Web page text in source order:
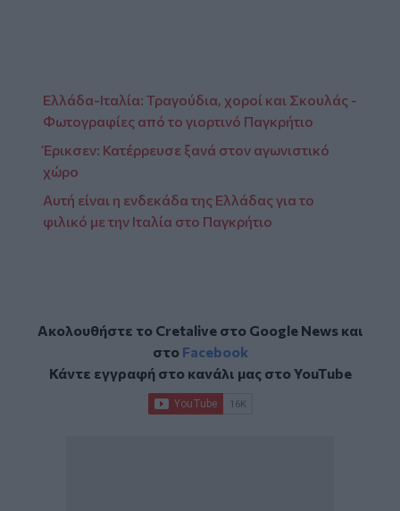
Ελλάδα-Ιταλία: Τραγούδια, χoροί και Σκουλάς -
Φωτογραφίες από το γιορτινό Παγκρήτιο
Έρικσεν: Κατέρρευσε ξανά στον αγωνιστικό
χώρο
Αυτή είναι η ενδεκάδα της Ελλάδας για το
φιλικό με την Ιταλία στο Παγκρήτιο
Ακολουθήστε το Cretalive στο Google Newsκαι
στο Facebook
Κάντε εγγραφή στο κανάλι μας στοYouTube